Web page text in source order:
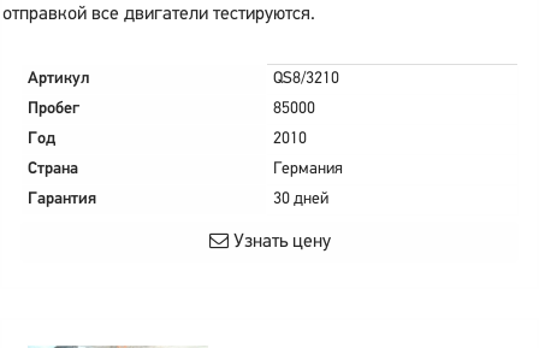
отправкой все двигатели тестируются.
Артикул
QS8/3210
Пробег
85000
Год
2010
Страна
Германия
Гарантия
30 дней
Узнать цену